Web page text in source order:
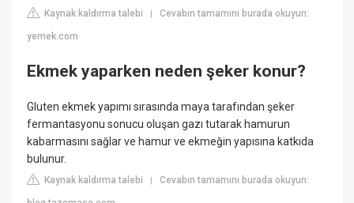
Kaynak kaldırma talebi |Cevabın tamamını burada okuyun:
yemek.com
Ekmek yaparken neden şeker konur?
Gluten ekmek yapımı sırasında maya tarafından şeker
fermantasyonu sonucu oluşan gazı tutarak hamurun
kabarmasını sağlar ve hamur ve ekmeğin yapısına katkıda
bulunur.
Kaynak kaldırma talebi |Cevabın tamamını burada okuyun: